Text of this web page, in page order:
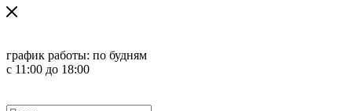
график работы: по будням
с 11:00 до 18:00